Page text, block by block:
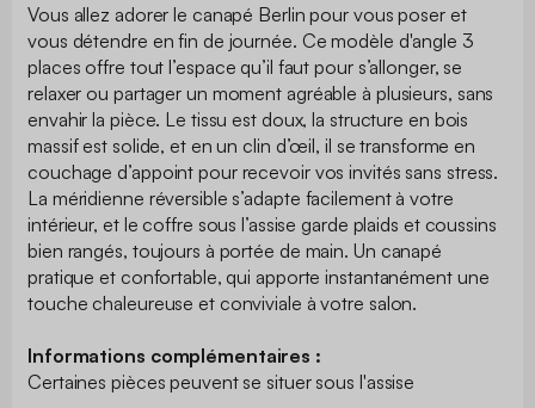
Vous allez adorer le canapé Berlin pour vous poser et
vous détendre en fin de journée. Ce modèle d'angle 3
places offre tout l’espace qu’il faut pour s’allonger, se
relaxer ou partager un moment agréable à plusieurs, sans
envahir la pièce. Le tissu est doux, la structure en bois
massif est solide, et en un clin d’œil, il se transforme en
couchage d’appoint pour recevoir vos invités sans stress.
La méridienne réversible s’adapte facilement à votre
intérieur, et le coffre sous l’assise garde plaids et coussins
bien rangés, toujours à portée de main. Un canapé
pratique et confortable, qui apporte instantanément une
touche chaleureuse et conviviale à votre salon.
Informations complémentaires :
Certaines pièces peuvent se situer sous l'assise